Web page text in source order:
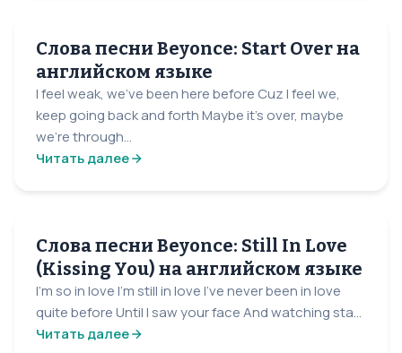
Слова песни Beyonce: Start Over на
английском языке
I feel weak, we've been here before Cuz I feel we,
keep going back and forth Maybe it's over, maybe
we're through...
Читать далее
Слова песни Beyonce: Still In Love
(Kissing You) на английском языке
I'm so in love I'm still in love I've never been in love
quite before Until I saw your face And watching sta...
Читать далее